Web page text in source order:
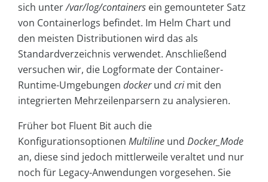
sich unter/var/log/containers ein gemounteter Satz
von Containerlogs befindet. Im Helm Chart und
den meisten Distributionen wird das als
Standardverzeichnis verwendet. Anschließend
versuchen wir, die Logformate der Container-
Runtime-Umgebungen dockerund cri mit den
integrierten Mehrzeilenparsern zu analysieren.
Früher bot Fluent Bit auch die
Konfigurationsoptionen Multiline und Docker_Mode
an, diese sind jedoch mittlerweile veraltet und nur
noch für Legacy-Anwendungen vorgesehen. Sie